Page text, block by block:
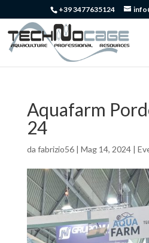
+39 3477635124
Aquafarm
24
da fabrizio56| Mag 14, 2024|